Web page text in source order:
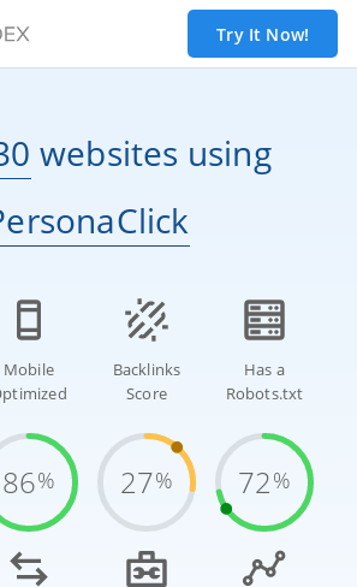
Try It Now!
websites using
Mobile
86%
Backlinks
Score
27%
Has a
Robots.txt
72%